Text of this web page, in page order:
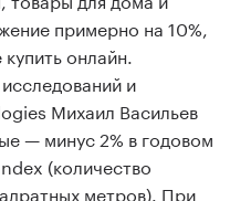
примерно на 10%,
онлайн.
и
Михаил Васильев
— минус 2% в годовом
(количество
метров). При